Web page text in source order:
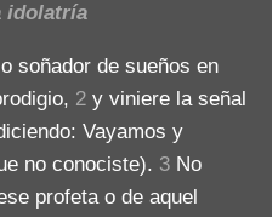
idolatría
soñador de sueños en
2 y viniere la señal
Vayamos y
no conociste). 3 No
profeta o de aquel